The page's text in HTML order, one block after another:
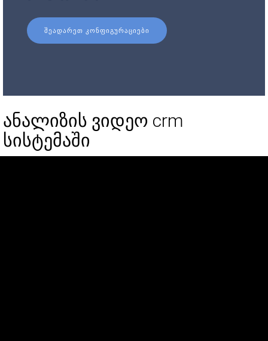
ᲨᲔᲐᲓᲐᲠᲔᲗ ᲙᲝᲜᲤᲘᲒᲣᲠᲐᲪᲘᲔᲑᲘ
ანალიზის ვიდეო crm
სისტემაში